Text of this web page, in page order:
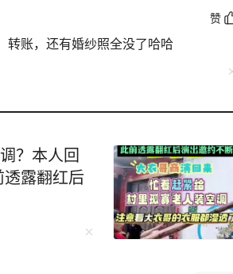
赞
转账，还有婚纱照全没了哈哈
？本人回
露翻红后